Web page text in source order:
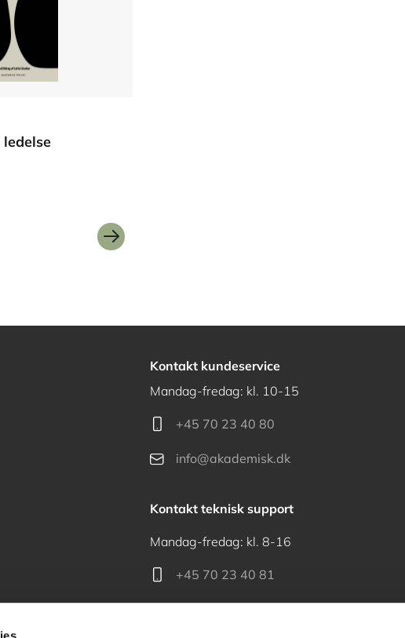
Kontakt kundeservice
Mandag-fredag: kl. 10-15
+45 70 23 40 80
info@akademisk.dk
Kontakt teknisk support
Mandag-fredag: kl. 8-16
+45 70 23 40 81